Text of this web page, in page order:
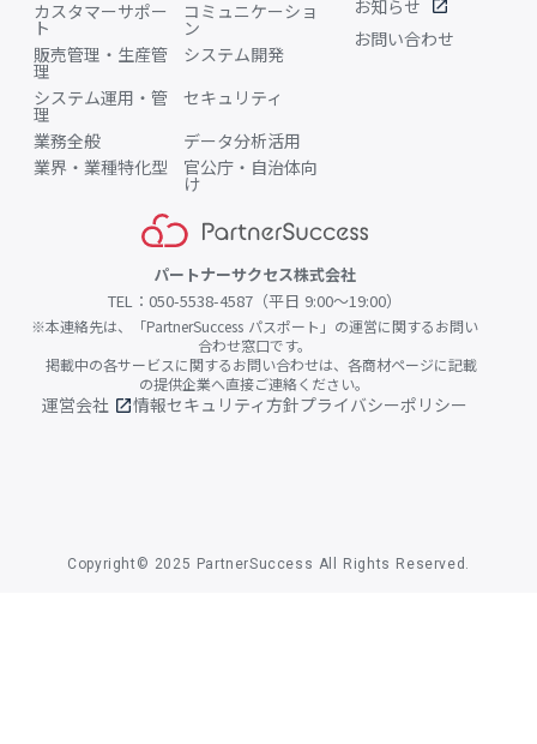
カスタマーサポー
ト
コミュニケーショ
ン
販売管理・生産管
理
システム開発
システム運用・管
理
セキュリティ
業務全般
データ分析活用
業界・業種特化型
官公庁・自治体向
け
お知らせ open_in_new
お問い合わせ
パートナーサクセス株式会社
TEL：050-5538-4587（平日 9:00〜19:00）
※本連絡先は、「PartnerSuccess パスポート」の運営に関するお問い
合わせ窓口です。
掲載中の各サービスに関するお問い合わせは、各商材ページに記載
の提供企業へ直接ご連絡ください。
運営会社 open_in_new情報セキュリティ方針プライバシーポリシー
Copyright© 2025 PartnerSuccess All Rights Reserved.